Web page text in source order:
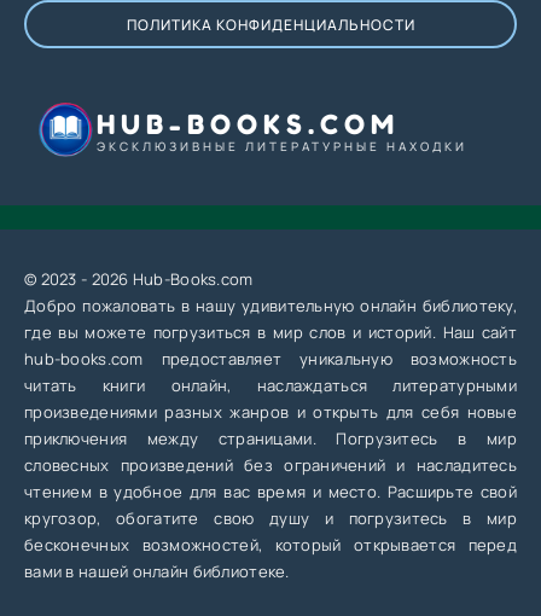
ПОЛИТИКА КОНФИДЕНЦИАЛЬНОСТИ
HUB-BOOKS.COM
ЭКСКЛЮЗИВНЫЕ ЛИТЕРАТУРНЫЕ НАХОДКИ
© 2023 - 2026 Hub-Books.com
Добро пожаловать в нашу удивительную онлайн библиотеку,
где вы можете погрузиться в мир слов и историй. Наш сайт
hub-books.com предоставляет уникальную возможность
читать книги онлайн, наслаждаться литературными
произведениями разных жанров и открыть для себя новые
приключения между страницами. Погрузитесь в мир
словесных произведений без ограничений и насладитесь
чтением в удобное для вас время и место. Расширьте свой
кругозор, обогатите свою душу и погрузитесь в мир
бесконечных возможностей, который открывается перед
вами в нашей онлайн библиотеке.